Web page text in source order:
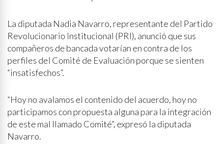
La diputada Nadia Navarro, representante del Partido
Revolucionario Institucional (PRI), anunció que sus
compañeros de bancada votarían en contra de los
perfiles del Comité de Evaluación porque se sienten
“insatisfechos”.
“Hoy no avalamos el contenido del acuerdo, hoy no
participamos con propuesta alguna para la integración
de este mal llamado Comité”, expresó la diputada
Navarro.